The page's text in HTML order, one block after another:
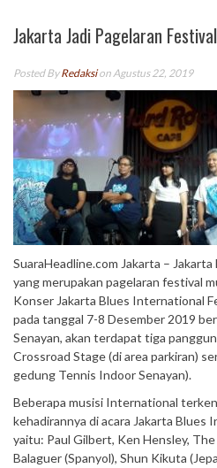
Jakarta Jadi Pagelaran
Posted ByRedaksion Agustus 22, 2019
SuaraHeadline.com Jakarta –
yang merupakan pagelaran festival
Konser Jakarta Blues International
pada tanggal 7-8 Desember 2019
Senayan, akan terdapat tiga
Crossroad Stage (di area parkiran)
gedung Tennis Indoor Senayan).
Beberapa musisi International
kehadirannya di acara Jakarta Blues
yaitu: Paul Gilbert, Ken Hensley,
Balaguer (Spanyol), Shun Kikuta